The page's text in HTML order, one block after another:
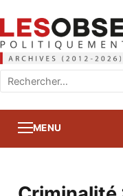
Rechercher
:
MENU